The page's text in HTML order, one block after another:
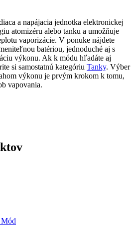
a napájacia jednotka elektronickej
atomizéru alebo tanku a umožňuje
vaporizácie. V ponuke nájdete
batériou, jednoduché aj s
výkonu. Ak k módu hľadáte aj
si samostatnú kategóriu Tanky. Výber
výkonu je prvým krokom k tomu,
vapovania.